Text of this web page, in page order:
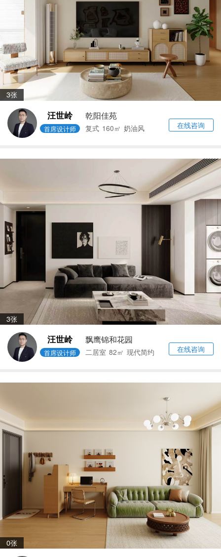
3张
汪世岭
首席设计师
乾阳佳苑
复式 160㎡ 奶油风 在线咨询
3张
汪世岭
首席设计师
飘鹰锦和花园
二居室 82㎡ 现代简约 在线咨询
0张